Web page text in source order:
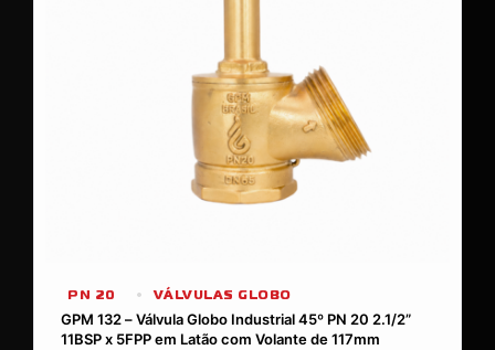
PN 20
VÁLVULAS GLOBO
GPM 132 – Válvula Globo Industrial 45º PN 20 2.1/2”
11BSP x 5FPP em Latão com Volante de 117mm